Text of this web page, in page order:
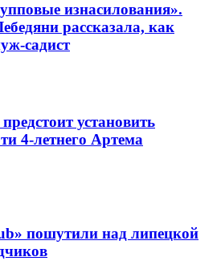
изнасилования».
рассказала, как
садист
установить
4-летнего Артема
пошутили над липецкой